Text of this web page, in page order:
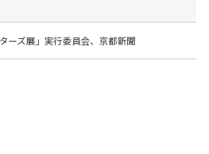
ーズ展」実行委員会、京都新聞